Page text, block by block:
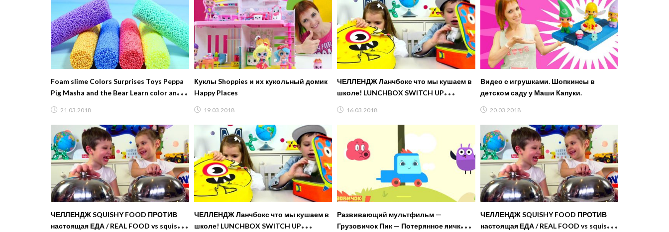
Foam slime Colors Surprises Toys Peppa
Pig Masha and the Bear Learn color and
21.03.2018
Куклы Shoppies и их кукольный домик
Happy Places
19.03.2018
ЧЕЛЛЕНДЖ Ланчбокс что мы кушаем в
школе! LUNCHBOX SWITCH UP
16.03.2018
Видео с игрушками. Шопкинсы в
детском саду у Маши Капуки.
20.03.2018
ЧЕЛЛЕНДЖ SQUISHY FOOD ПРОТИВ
настоящая ЕДА / REAL FOOD vs squishy
ЧЕЛЛЕНДЖ Ланчбокс что мы кушаем в
школе! LUNCHBOX SWITCH UP
Развивающий мультфильм —
Грузовичок Пик — Потерянное яичко (4
ЧЕЛЛЕНДЖ SQUISHY FOOD ПРОТИВ
настоящая ЕДА / REAL FOOD vs squishy